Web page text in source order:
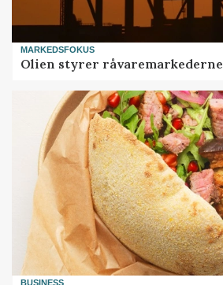
MARKEDSFOKUS
Olien styrer råvaremarkederne
BUSINESS